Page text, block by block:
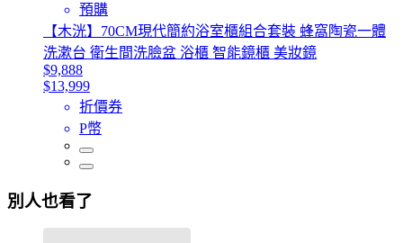
預購
【木洸】70CM現代簡約浴室櫃組合套裝 蜂窩陶瓷一體
洗漱台 衛生間洗臉盆 浴櫃 智能鏡櫃 美妝鏡
$9,888
$13,999
折價券
P幣
別人也看了